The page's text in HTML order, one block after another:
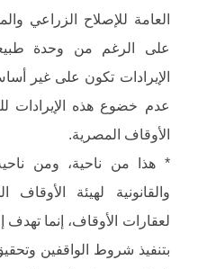
العامة للإصلاح الزراعي
على الرغم من وحدة
الإيرادات تكون على غير
عدم خضوع هذه الإيرادات
الأوقاف المصرية.
* هذا من ناحية، ومن
والقانونية لهيئة
لعقارات الأوقاف، إنما
بتنفيذ شروط الواقفين